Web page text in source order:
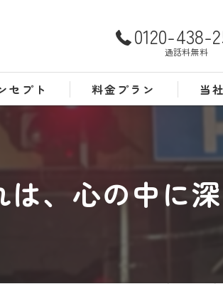
0120-438-
通話料無料
セプト 料金プラン 当
訪問
、心の中に